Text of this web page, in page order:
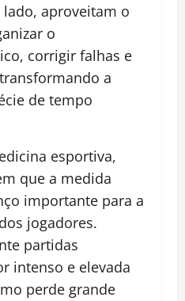
aproveitam o
o
corrigir falhas e
a
de tempo
esportiva,
que a medida
importante para a
jogadores.
partidas
intenso e elevada
perde grande